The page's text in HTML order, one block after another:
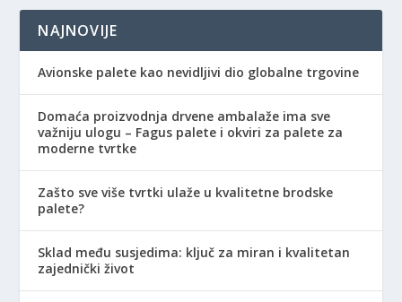
NAJNOVIJE
Avionske palete kao nevidljivi dio globalne trgovine
Domaća proizvodnja drvene ambalaže ima sve
važniju ulogu – Fagus palete i okviri za palete za
moderne tvrtke
Zašto sve više tvrtki ulaže u kvalitetne brodske
palete?
Sklad među susjedima: ključ za miran i kvalitetan
zajednički život